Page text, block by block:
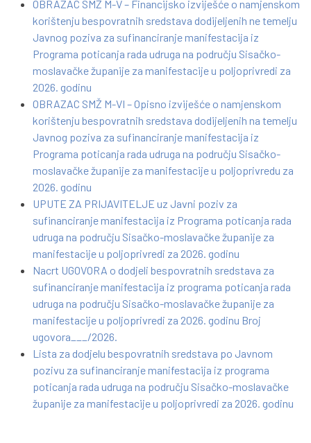
OBRAZAC SMŽ M-V – Financijsko izviješće o namjenskom
korištenju bespovratnih sredstava dodijeljenih ne temelju
Javnog poziva za sufinanciranje manifestacija iz
Programa poticanja rada udruga na području Sisačko-
moslavačke županije za manifestacije u poljoprivredi za
2026. godinu
OBRAZAC SMŽ M-VI – Opisno izviješće o namjenskom
korištenju bespovratnih sredstava dodijeljenih na temelju
Javnog poziva za sufinanciranje manifestacija iz
Programa poticanja rada udruga na području Sisačko-
moslavačke županije za manifestacije u poljoprivredu za
2026. godinu
UPUTE ZA PRIJAVITELJE uz Javni poziv za
sufinanciranje manifestacija iz Programa poticanja rada
udruga na području Sisačko-moslavačke županije za
manifestacije u poljoprivredi za 2026. godinu
Nacrt UGOVORA o dodjeli bespovratnih sredstava za
sufinanciranje manifestacija iz programa poticanja rada
udruga na području Sisačko-moslavačke županije za
manifestacije u poljoprivredi za 2026. godinu Broj
ugovora___/2026.
Lista za dodjelu bespovratnih sredstava po Javnom
pozivu za sufinanciranje manifestacija iz programa
poticanja rada udruga na području Sisačko-moslavačke
županije za manifestacije u poljoprivredi za 2026. godinu